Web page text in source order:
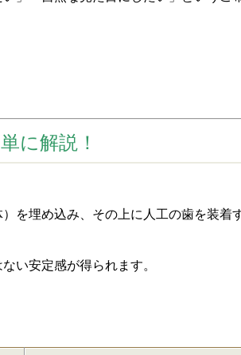
に解説！
を埋め込み、その上に人工の歯を装着
い安定感が得られます。